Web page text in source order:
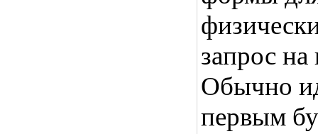
запрос
Обычно
первым